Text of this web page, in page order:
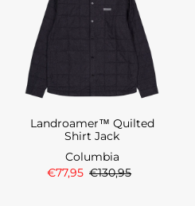
Landroamer™ Quilted
Shirt Jack
Columbia
€77,95 €130,95